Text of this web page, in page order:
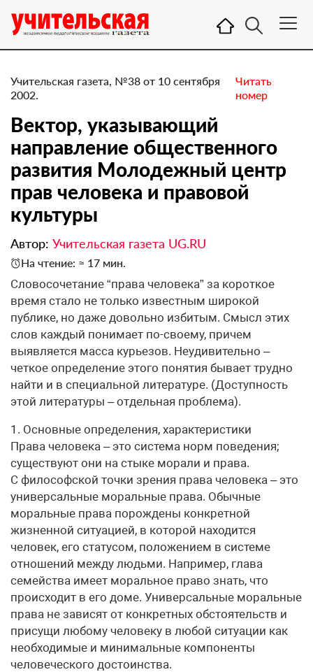
Учительская газета, №38 от 10 сентября
2002.
Читать
номер
Вектор, указывающий
направление общественного
развития Молодежный центр
прав человека и правовой
культуры
Автор: Учительская газета UG.RU
На чтение: ≈ 17 мин.
Словосочетание “права человека” за короткое
время стало не только известным широкой
публике, но даже довольно избитым. Смысл этих
слов каждый понимает по-своему, причем
выявляется масса курьезов. Неудивительно –
четкое определение этого понятия бывает трудно
найти и в специальной литературе. (Доступность
этой литературы – отдельная проблема).
1. Основные определения, характеристики
Права человека – это система норм поведения;
существуют они на стыке морали и права.
С философской точки зрения права человека – это
универсальные моральные права. Обычные
моральные права порождены конкретной
жизненной ситуацией, в которой находится
человек, его статусом, положением в системе
отношений между людьми. Например, глава
семейства имеет моральное право знать, что
происходит в его доме. Универсальные моральные
права не зависят от конкретных обстоятельств и
присущи любому человеку в любой ситуации как
необходимые и минимальные компоненты
человеческого достоинства.